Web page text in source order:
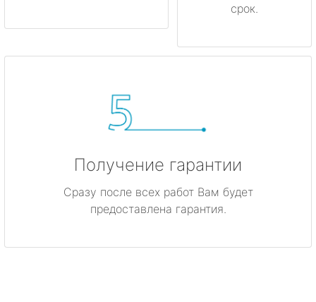
срок.
Получение гарантии
Сразу после всех работ Вам будет
предоставлена гарантия.